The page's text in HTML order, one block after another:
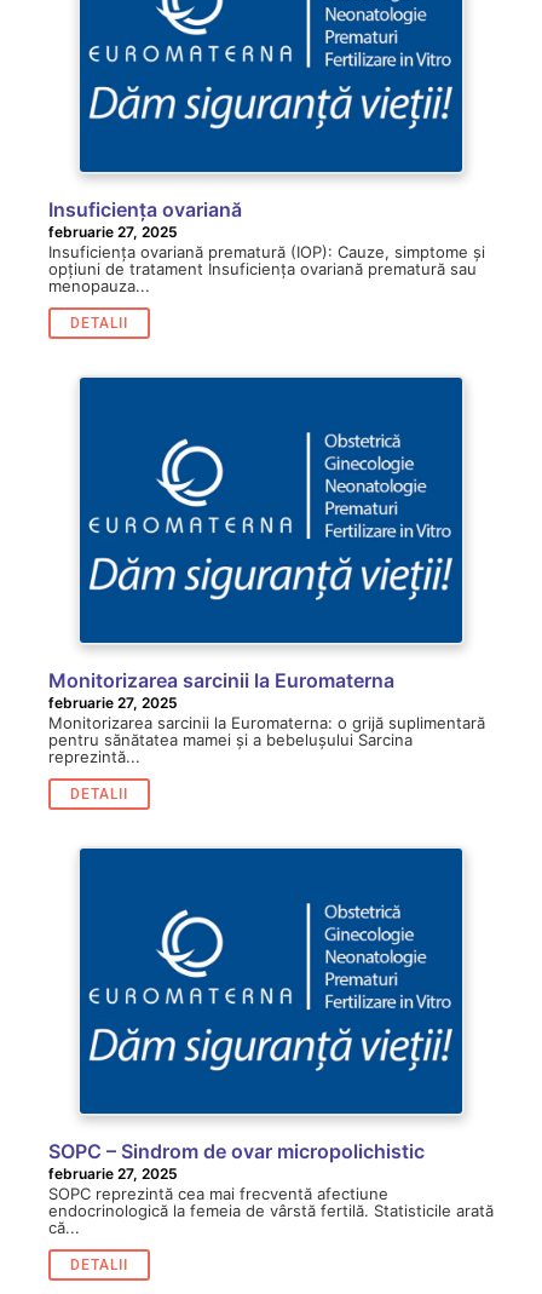
Insuficiența ovariană
februarie 27, 2025
Insuficiența ovariană prematură (IOP): Cauze, simptome și
opțiuni de tratament Insuficiența ovariană prematură sau
menopauza...
DETALII
Monitorizarea sarcinii la Euromaterna
februarie 27, 2025
Monitorizarea sarcinii la Euromaterna: o grijă suplimentară
pentru sănătatea mamei și a bebelușului Sarcina
reprezintă...
DETALII
SOPC – Sindrom de ovar micropolichistic
februarie 27, 2025
SOPC reprezintă cea mai frecventă afectiune
endocrinologică la femeia de vârstă fertilă. Statisticile arată
că...
DETALII